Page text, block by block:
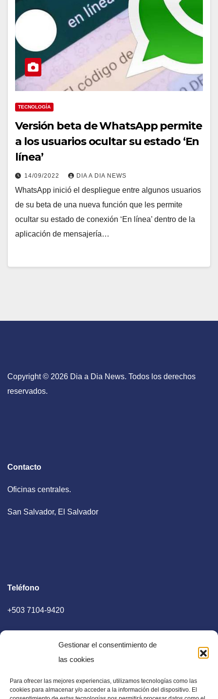
Gestionar el consentimiento de
las cookies
Para ofrecer las mejores experiencias, utilizamos tecnologías como las
cookies para almacenar y/o acceder a la información del dispositivo. El
TECNOLOGÍA
Versión beta de WhatsApp permite
a los usuarios ocultar su estado ‘En
línea’
14/09/2022 DIA A DIA NEWS
WhatsApp inició el despliegue entre algunos usuarios
de su beta de una nueva función que les permite
ocultar su estado de conexión ‘En línea’ dentro de la
aplicación de mensajería…
Copyright © 2026 Dia a Dia News. Todos los derechos
reservados.
Contacto
Oficinas centrales.
San Salvador, El Salvador
Teléfono
+503 7104-9420
E-mail